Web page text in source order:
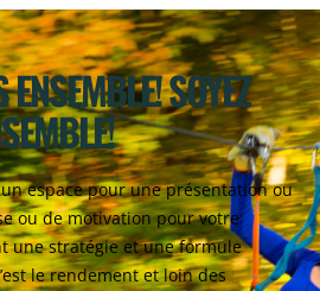
SOYEZ
espace pour une présentation ou
ou de motivation pour votre
une stratégie et une formule
le rendement et loin des